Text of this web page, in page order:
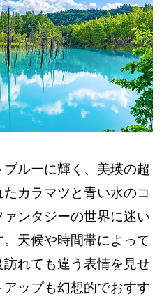
ルーに輝く、美瑛の超
カラマツと青い水のコ
ンタジーの世界に迷い
天候や時間帯によって
れても違う表情を見せ
ップも幻想的でおすす